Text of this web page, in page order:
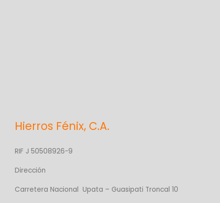
Hierros Fénix, C.A.
RIF J 50508926-9
Dirección
Carretera Nacional Upata – Guasipati Troncal 10